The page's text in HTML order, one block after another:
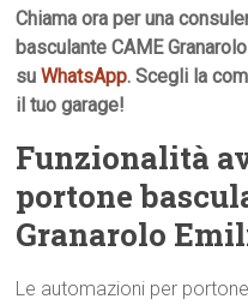
Chiama ora per una
basculante CAME
suWhatsApp. Scegli la
il tuo garage!
Funzionalità
portone
Granarolo
Le automazioni per